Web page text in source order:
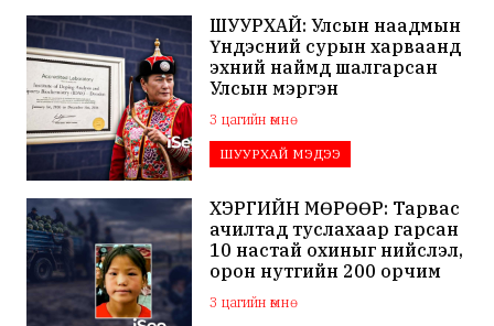
ШУУРХАЙ: Улсын наадмын
Үндэсний сурын харваанд
эхний наймд шалгарсан
Улсын мэргэн
Ч.Гандаваагаас допинг
илэрчээ
3 цагийн өмнө
ШУУРХАЙ МЭДЭЭ
ХЭРГИЙН МӨРӨӨР: Тарвас
ачилтад туслахаар гарсан
10 настай охиныг нийслэл,
орон нутгийн 200 орчим
хүн зургаа дахь хоногтоо
эрэн хайж байна
3 цагийн өмнө